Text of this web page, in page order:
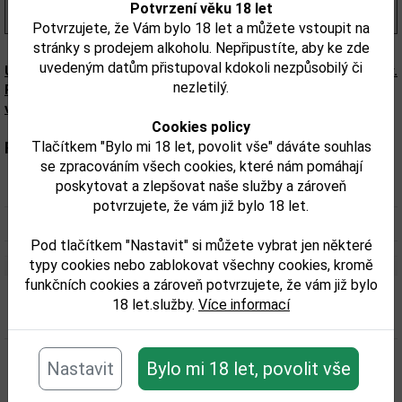
Potvrzení věku 18 let
Potvrzujete, že Vám bylo 18 let a můžete vstoupit na
stránky s prodejem alkoholu. Nepřipustíte, aby ke zde
uvedeným datům přistupoval kdokoli nezpůsobilý či
nezletilý.
Cookies policy
Tlačítkem "Bylo mi 18 let, povolit vše" dáváte souhlas
se zpracováním všech cookies, které nám pomáhají
poskytovat a zlepšovat naše služby a zároveň
potvrzujete, že vám již bylo 18 let.
Pod tlačítkem "Nastavit" si můžete vybrat jen některé
typy cookies nebo zablokovat všechny cookies, kromě
funkčních cookies a zároveň potvrzujete, že vám již bylo
18 let.služby. Více informací
Nastavit Bylo mi 18 let, povolit vše
Upozorňujeme, že tento produkt může obsahovat alergeny.
Přesné složení a alergeny jsou k dispozici na obalu
výrobku. Zkontrolujte prosím před konzumací.
Parametry:
Obsah alkoholu obj. %: 50
Související zboží